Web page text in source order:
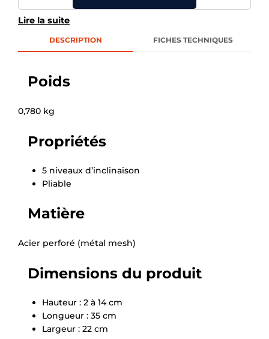
Lire la suite
DESCRIPTION FICHES TECHNIQUES
Poids
0,780 kg
Propriétés
5 niveaux d’inclinaison
Pliable
Matière
Acier perforé (métal mesh)
Dimensions du produit
Hauteur : 2 à 14 cm
Longueur : 35 cm
Largeur : 22 cm